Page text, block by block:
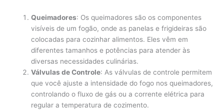
Queimadores: Os queimadores são os componentes
visíveis de um fogão, onde as panelas e frigideiras são
colocadas para cozinhar alimentos. Eles vêm em
diferentes tamanhos e potências para atender às
diversas necessidades culinárias.
Válvulas de Controle: As válvulas de controle permitem
que você ajuste a intensidade do fogo nos queimadores,
controlando o fluxo de gás ou a corrente elétrica para
regular a temperatura de cozimento.